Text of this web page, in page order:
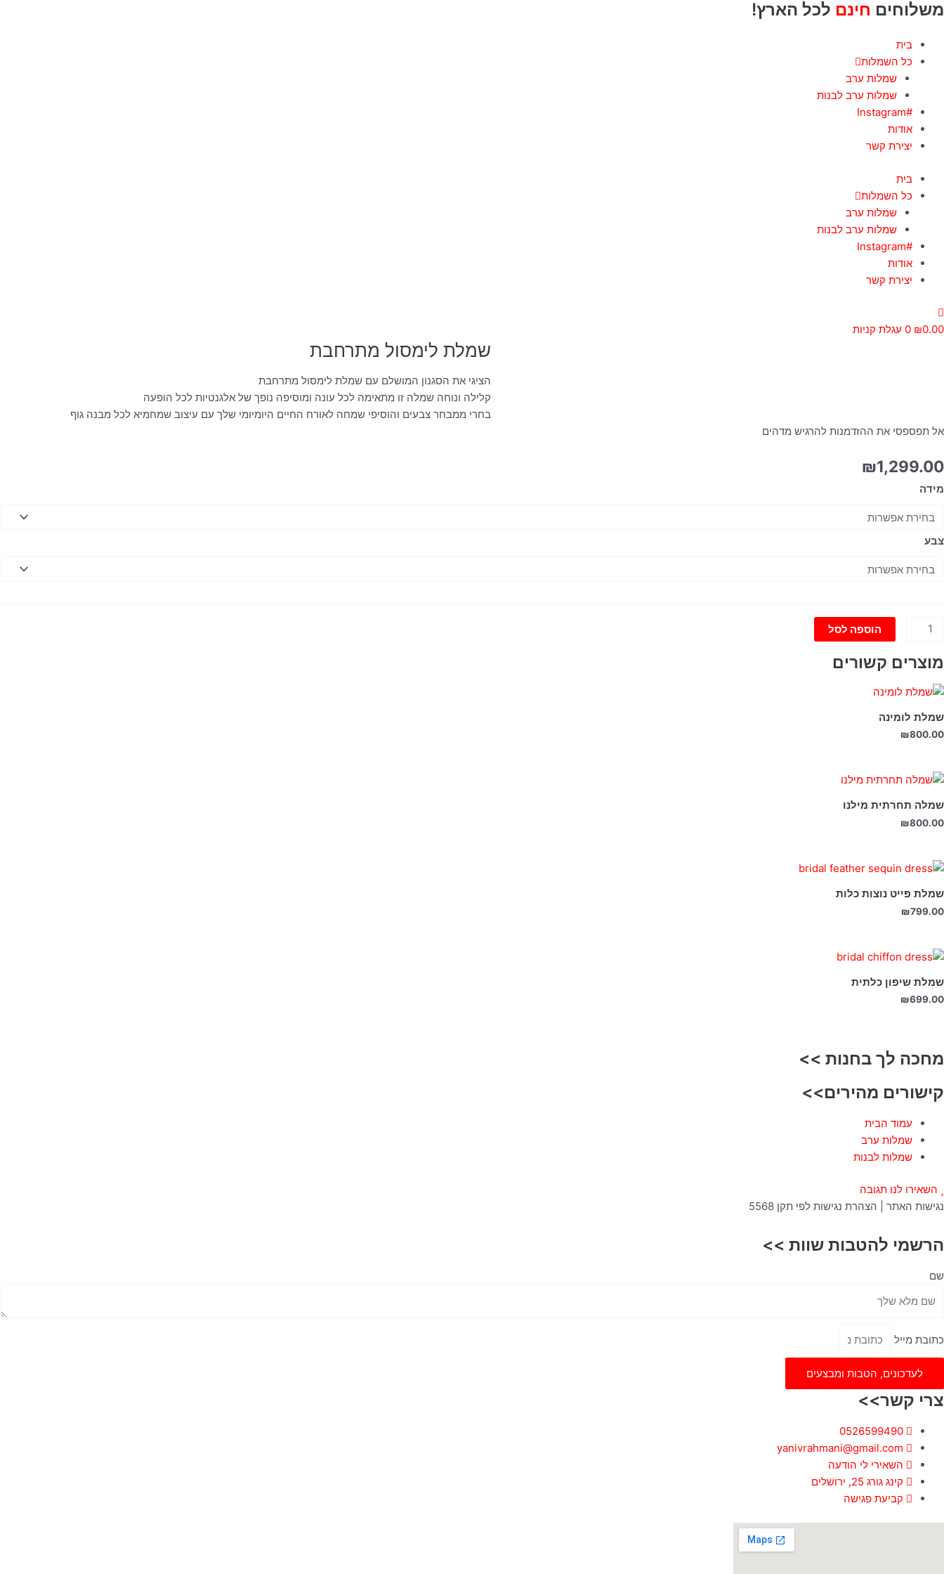
דילוג
משלוחים חינם לכל הארץ!
בית
כל השמלות
שמלות ערב
שמלות ערב לבנות
#Instagram
אודות
יצירת קשר
בית
כל השמלות
שמלות ערב
שמלות ערב לבנות
#Instagram
אודות
יצירת קשר
₪0.00
0 עגלת קניות
שמלת לימסול מתרחבת
הציגי את הסגנון המושלם עם שמלת לימסול מתרחבת
קלילה ונוחה שמלה זו מתאימה לכל עונה ומוסיפה נופך של אלגנטיות לכל הופעה
בחרי ממבחר צבעים והוסיפי שמחה לאורח החיים היומיומי שלך עם עיצוב שמחמיא לכל מבנה גוף
אל תפספסי את ההזדמנות להרגיש מדהים
₪1,299.00
מידה
צבע
הוספה לסל
מוצרים קשורים
שמלת לומינה
₪800.00
שמלה תחרתית מילנו
₪800.00
שמלת פייט נוצות כלות
₪799.00
שמלת שיפון כלתית
₪699.00
מחכה לך בחנות >>
קישורים מהירים>>
עמוד הבית
שמלות ערב
שמלות לבנות
השאירו לנו תגובה
נגישות האתר | הצהרת נגישות לפי תקן 5568
הרשמי להטבות שוות >>
שם
כתובת מייל
לעדכונים, הטבות ומבצעים
צרי קשר>>
0526599490
yanivrahmani@gmail.com
השאירי לי הודעה
קינג גורג 25, ירושלים
קביעת פגישה